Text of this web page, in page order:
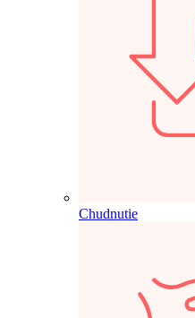
Chudnutie